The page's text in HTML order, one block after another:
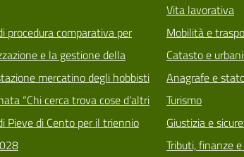
procedura comparativa per
e la gestione della
mercatino degli hobbisti
“Chi cerca trova cose d’altri
Pieve di Cento per il triennio
Vita lavorativa
Mobilità e
Catasto e
Anagrafe e
Turismo
Giustizia e
Tributi, finanze